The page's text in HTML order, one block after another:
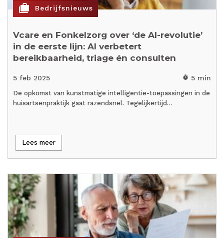
cases Bedrijfsnieuws
Vcare en Fonkelzorg over ‘de AI-revolutie’
in de eerste lijn: AI verbetert
bereikbaarheid, triage én consulten
5 feb 2025 timer 5 min
De opkomst van kunstmatige intelligentie-toepassingen in de
huisartsenpraktijk gaat razendsnel. Tegelijkertijd…
Lees meer